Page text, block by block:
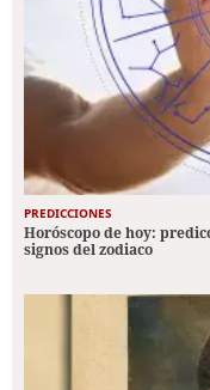
PREDICCIONES
Horóscopo de hoy:
signos del zodiaco